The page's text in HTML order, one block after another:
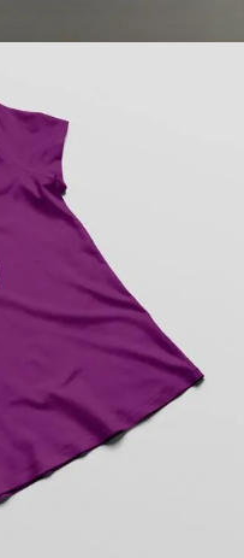
camisas